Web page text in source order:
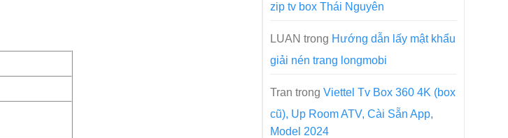
zip tv box Thái Nguyên
LUAN trong Hướng dẫn lấy mật khẩu
giải nén trang longmobi
Tran trong Viettel Tv Box 360 4K (box
cũ), Up Room ATV, Cài Sẵn App,
Model 2024